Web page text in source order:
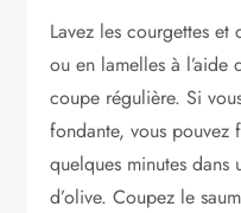
Lavez les courgettes et
ou en lamelles à l’aide
coupe régulière. Si
fondante, vous pouvez
quelques minutes
d’olive. Coupez le